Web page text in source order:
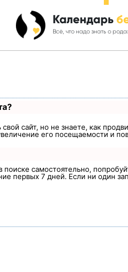
Календарь
Всё, что надо знать о
сайт, но не знаете, как
его посещаемости и
самостоятельно,
первых 7 дней. Если ни один